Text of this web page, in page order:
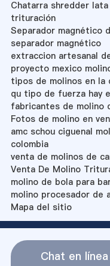
Chatarra shredder
trituración
Separador magnético
separador magnético
extraccion artesanal
proyecto mexico
tipos de molinos en la
qu tipo de fuerza hay
fabricantes de molino
Fotos de molino en
amc schou ciguenal
colombia
venta de molinos de
Venta De Molino
molino de bola para
molino procesador de
Mapa del sitio
Chat en línea